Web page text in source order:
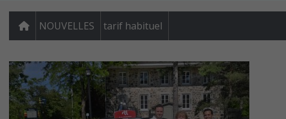
NOUVELLES tarif habituel